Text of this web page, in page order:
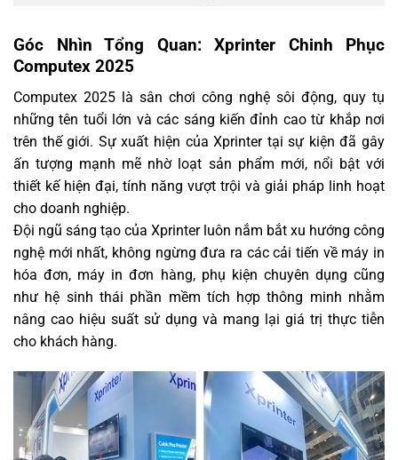
Góc Nhìn Tổng Quan: Xprinter Chinh Phục
Computex 2025
Computex 2025 là sân chơi công nghệ sôi động, quy tụ
những tên tuổi lớn và các sáng kiến đỉnh cao từ khắp nơi
trên thế giới. Sự xuất hiện của Xprinter tại sự kiện đã gây
ấn tượng mạnh mẽ nhờ loạt sản phẩm mới, nổi bật với
thiết kế hiện đại, tính năng vượt trội và giải pháp linh hoạt
cho doanh nghiệp.
Đội ngũ sáng tạo của Xprinter luôn nắm bắt xu hướng công
nghệ mới nhất, không ngừng đưa ra các cải tiến về máy in
hóa đơn, máy in đơn hàng, phụ kiện chuyên dụng cũng
như hệ sinh thái phần mềm tích hợp thông minh nhằm
nâng cao hiệu suất sử dụng và mang lại giá trị thực tiễn
cho khách hàng.